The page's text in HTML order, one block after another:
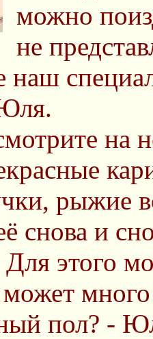
можно
не
на
рыжие
снова и
Для этого
много
пол? -